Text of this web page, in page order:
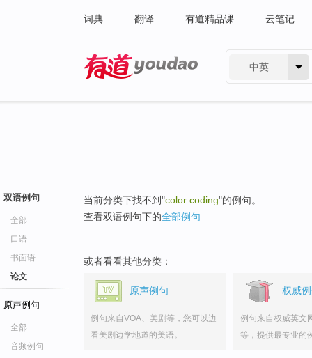
词典 翻译 有道精品课 云笔记
中英
双语例句
全部
口语
书面语
论文
原声例句
全部
音频例句
当前分类下找不到"color coding"的例句。
查看双语例句下的全部例句
或者看看其他分类：
原声例句
例句来自VOA、美剧等，您可以边
看美剧边学地道的美语。
权威
例句来自权威英文
等，提供最专业的